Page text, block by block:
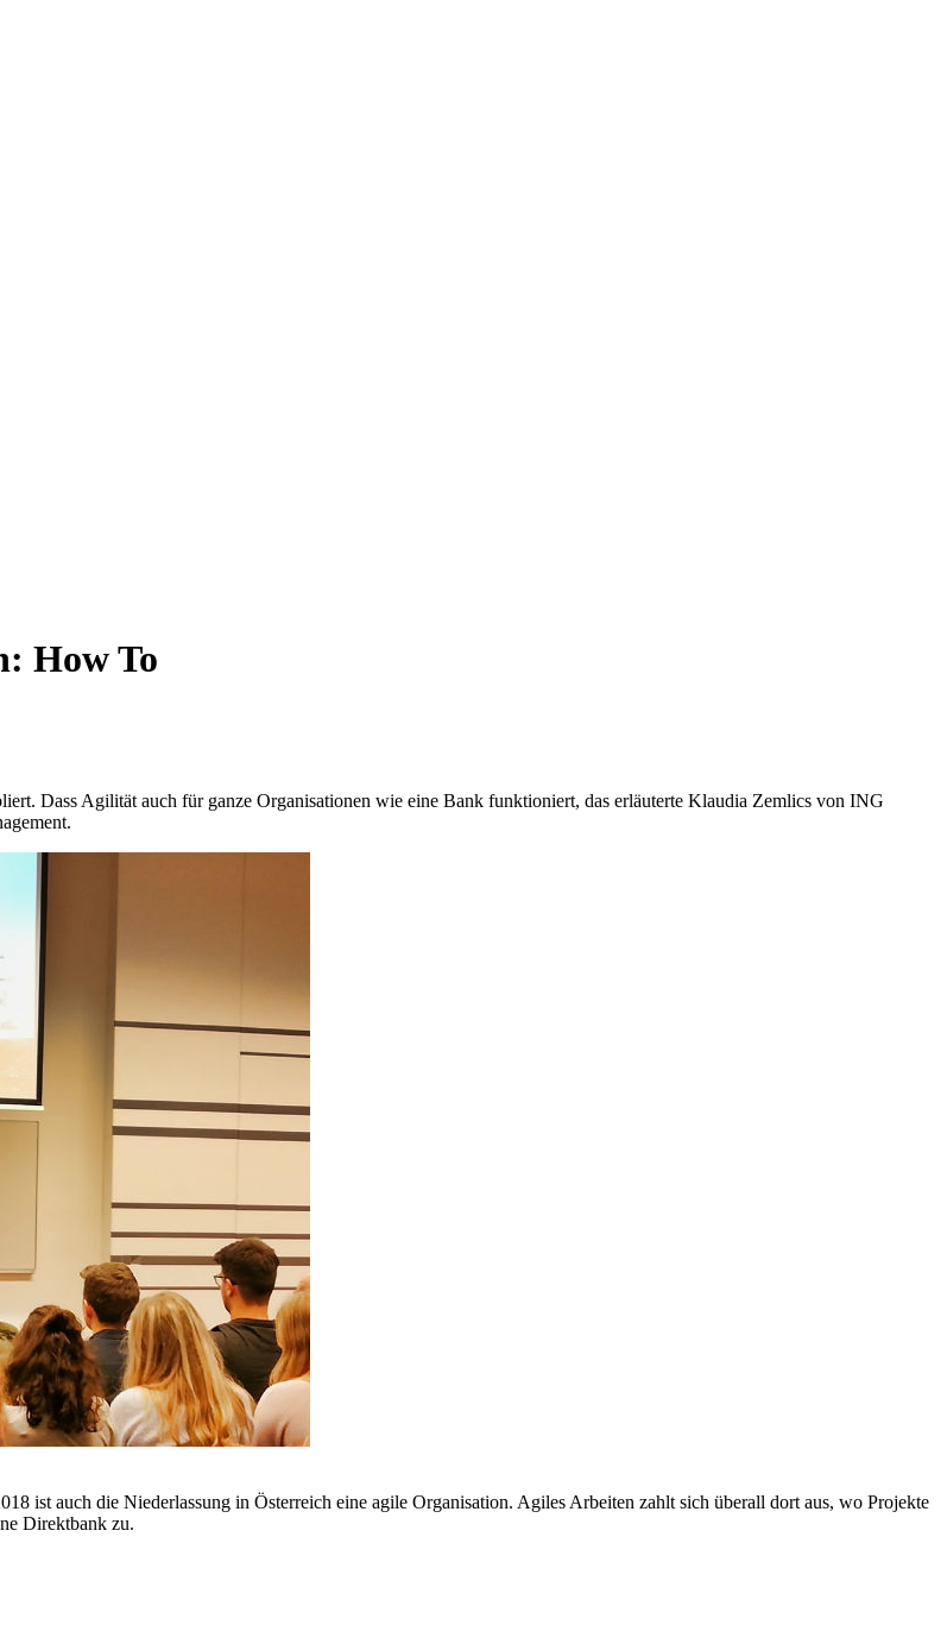
How To
Dass Agilität auch für ganze Organisationen wie eine Bank funktioniert, das erläuterte Klaudia Zemlics von ING
ist auch die Niederlassung in Österreich eine agile Organisation. Agiles Arbeiten zahlt sich überall dort aus, wo Projekte
Direktbank zu.